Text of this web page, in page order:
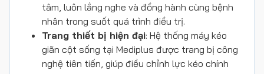
tâm, luôn lắng nghe và đồng hành cùng bệnh
nhân trong suốt quá trình điều trị.
Trang thiết bị hiện đại: Hệ thống máy kéo
giãn cột sống tại Mediplus được trang bị công
nghệ tiên tiến, giúp điều chỉnh lực kéo chính